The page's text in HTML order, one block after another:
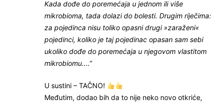
Kada dođe do poremećaja u jednom ili više
mikrobioma, tada dolazi do bolesti. Drugim riječima:
za pojedinca nisu toliko opasni drugi »zaraženi«
pojedinci, koliko je taj pojedinac opasan sam sebi
ukoliko dođe do poremećaja u njegovom vlastitom
mikrobiomu….”
U sustini – TAČNO!
Međutim, dodao bih da to nije neko novo otkriće,